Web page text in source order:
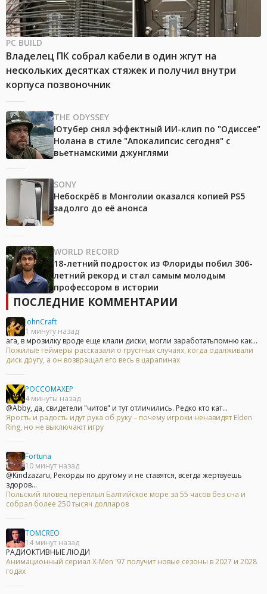
PC BUILD
Владелец ПК собрал кабели в один жгут на
нескольких десятках стяжек и получил внутри
корпуса позвоночник
THE ODYSSEY
Ютубер снял эффектный ИИ-клип по "Одиссее"
Нолана в стиле "Апокалипсис сегодня" с
вьетнамскими джунглями
SONY
Небоскрёб в Монголии оказался копией PS5
задолго до её анонса
WORLD RECORD
18-летний подросток из Флориды побил 306-
летний рекорд и стал самым молодым
профессором в истории
ПОСЛЕДНИЕ КОММЕНТАРИИ
JohnCraft
1 минуту назад
ага, в мрозилку вроде еще клали диски, могли заработатьпомню как...
Пожилые геймеры рассказали о грустных случаях, когда одалживали
диск другу, а он возвращал его весь в царапинах
POCCOMAXEP
4 минуты назад
@Abby, да, свидетели "читов" и тут отличились. Редко кто кат...
Ярость и радость идут рука об руку – почему игроки ненавидят Elden
Ring, но не выключают игру
Fortuna
10 минут назад
@Kindzazaru, Рекорды по другому и не ставятся, всегда жертвуешь
здоров...
Польский пловец переплыл Балтийское море за 55 часов без сна и
собрал более 250 тысяч долларов
TOMCREO
14 минут назад
РАДИОКТИВНЫЕ ЛЮДИ
Анимационный сериал X-Men '97 получит новые сезоны в 2027 и 2028
годах